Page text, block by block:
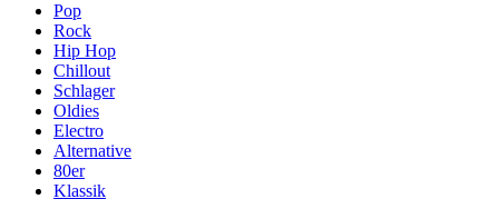
Pop
Rock
Hip Hop
Chillout
Schlager
Oldies
Electro
Alternative
80er
Klassik